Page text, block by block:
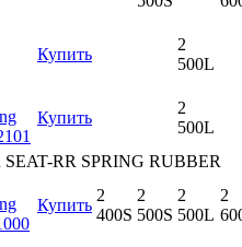
Купить
2
500L
Купить
2
500L
SEAT-RR SPRING RUBBER
Купить
2
400S
2
500S
2
500L
2